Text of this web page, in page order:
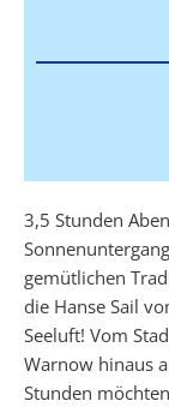
3,5 Stunden
gemütlichen
die Hanse Sail
Seeluft! Vom
Warnow hinaus
Stunden